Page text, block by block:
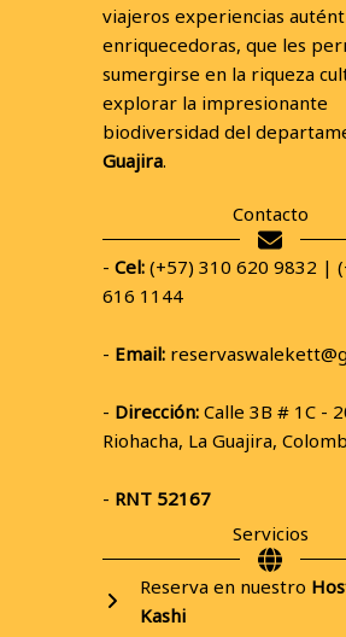
viajeros experiencias
enriquecedoras, que les
sumergirse en la riqueza
explorar la impresionante
biodiversidad del
Guajira.
Contacto
- Cel: (+57) 310 620 9832 |
616 1144
- Email:
- Dirección: Calle 3B # 1C -
Riohacha, La Guajira,
- RNT 52167
Servicios
Reserva en nuestro
Kashi